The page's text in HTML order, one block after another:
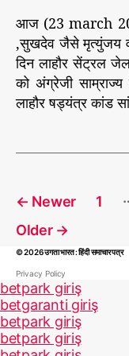
आज (23 march
,सुखदेव जैसे मृत्युंजय
दिन लाहौर सेंट्रल
को अंग्रेजी
लाहौर षड्यंत्र कांड
o
s
t
s
p
a
g
i
← Newer 1
Older →
© 2026उगता भारत : हिंदी समाचार पत्र
Privacy Policy
betpark giriş
betgaranti giriş
betpark giriş
betpark giriş